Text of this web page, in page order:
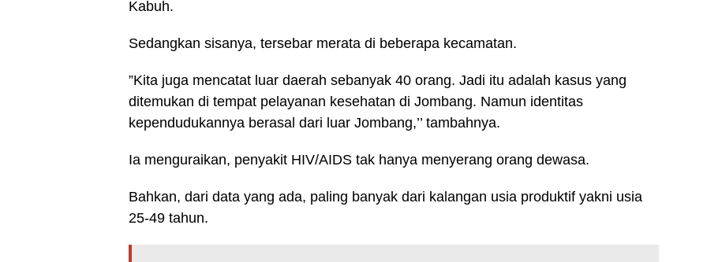
Kabuh.
Sedangkan sisanya, tersebar merata di beberapa kecamatan.
”Kita juga mencatat luar daerah sebanyak 40 orang. Jadi itu adalah kasus yang
ditemukan di tempat pelayanan kesehatan di Jombang. Namun identitas
kependudukannya berasal dari luar Jombang,’’ tambahnya.
Ia menguraikan, penyakit HIV/AIDS tak hanya menyerang orang dewasa.
Bahkan, dari data yang ada, paling banyak dari kalangan usia produktif yakni usia
25-49 tahun.